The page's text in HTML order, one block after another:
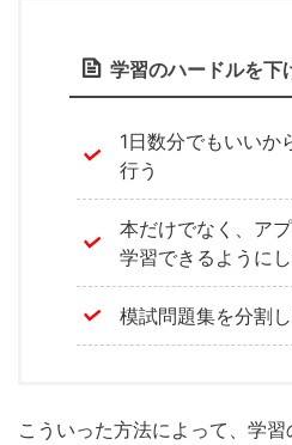
学習のハードルを下
1日数分でもいいか
行う
本だけでなく、ア
学習できるようにし
模試問題集を分割し
こういった方法によって、学